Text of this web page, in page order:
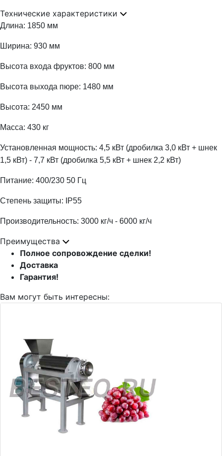
Технические характеристики
Длина: 1850 мм
Ширина: 930 мм
Высота входа фруктов: 800 мм
Высота выхода пюре: 1480 мм
Высота: 2450 мм
Масса: 430 кг
Установленная мощность: 4,5 кВт (дробилка 3,0 кВт + шнек
1,5 кВт) - 7,7 кВт (дробилка 5,5 кВт + шнек 2,2 кВт)
Питание: 400/230 50 Гц
Степень защиты: IP55
Производительность: 3000 кг/ч - 6000 кг/ч
Преимущества
Полное сопровождение сделки!
Доставка
Гарантия!
Вам могут быть интересны: